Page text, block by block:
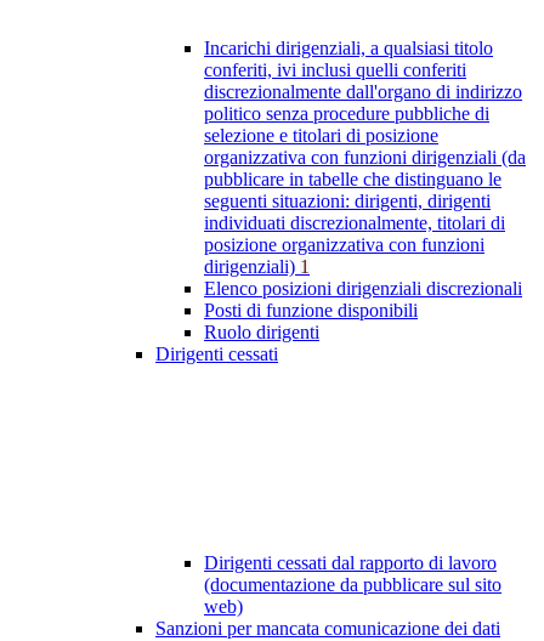
Incarichi dirigenziali, a qualsiasi titolo
conferiti, ivi inclusi quelli conferiti
discrezionalmente dall'organo di indirizzo
politico senza procedure pubbliche di
selezione e titolari di posizione
organizzativa con funzioni dirigenziali (da
pubblicare in tabelle che distinguano le
seguenti situazioni: dirigenti, dirigenti
individuati discrezionalmente, titolari di
posizione organizzativa con funzioni
dirigenziali) 1
Elenco posizioni dirigenziali discrezionali
Posti di funzione disponibili
Ruolo dirigenti
Dirigenti cessati
Dirigenti cessati dal rapporto di lavoro
(documentazione da pubblicare sul sito
web)
Sanzioni per mancata comunicazione dei dati